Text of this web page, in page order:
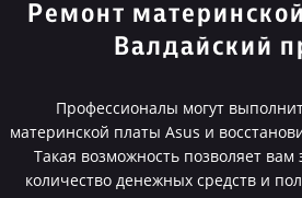
Ремонт
Валдайский
Профессионалы могут
материнской платы Asus и
Такая возможность позволяет
количество денежных средств и